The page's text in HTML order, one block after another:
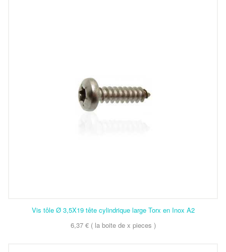
Vis tôle Ø 3,5X19 tête cylindrique large Torx en Inox A2
6,37 € ( la boite de x pieces )